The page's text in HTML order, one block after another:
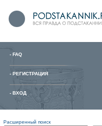
- FAQ
- РЕГИСТРАЦИЯ
- ВХОД
Расширенный поиск